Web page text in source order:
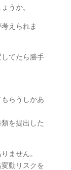
うか。
えられま
てたら勝手
らうしかあ
を提出した
ません。
動リスクを